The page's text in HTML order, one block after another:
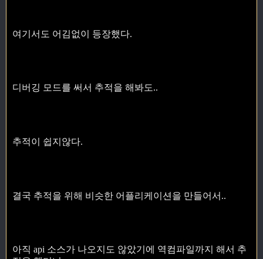
여기서도 어김없이 등장했다.
디버깅 모드를 써서 추적을 해봐도..
추적이 쉽지않다.
결국 추적을 위해 비슷한 어플리케이션을 만들어서..
아직 api 소스가 나오지도 않았기에 역컴파일까지 해서 추